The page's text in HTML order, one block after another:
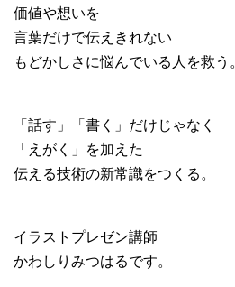
価値や想いを
言葉だけで伝えきれない
もどかしさに悩んでいる人を救う。
「話す」「書く」だけじゃなく
「えがく」を加えた
伝える技術の新常識をつくる。
イラストプレゼン講師
かわしりみつはるです。